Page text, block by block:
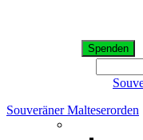
Spenden
Souveräner Malteserorden